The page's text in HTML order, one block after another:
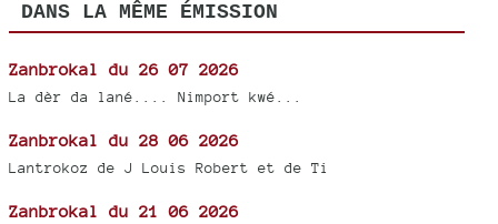
DANS LA MÊME ÉMISSION
Zanbrokal du 26 07 2026
La dèr da lané.... Nimport kwé...
Zanbrokal du 28 06 2026
Lantrokoz de J Louis Robert et de Ti
Zanbrokal du 21 06 2026